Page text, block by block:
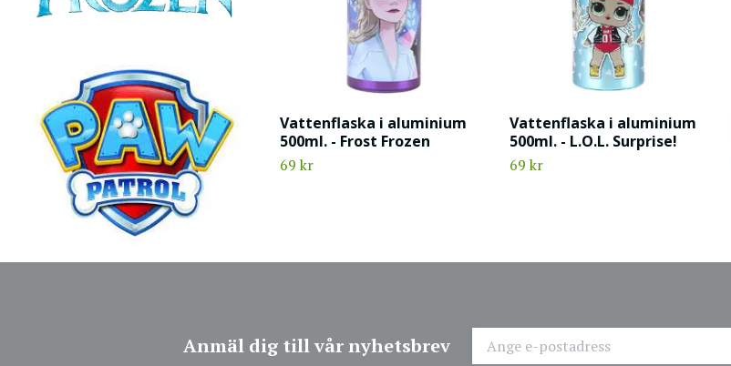
Vattenflaska i aluminium
500ml. - Frost Frozen
69 kr
Vattenflaska i aluminium
500ml. - L.O.L. Surprise!
69 kr
Anmäl dig till vår nyhetsbrev